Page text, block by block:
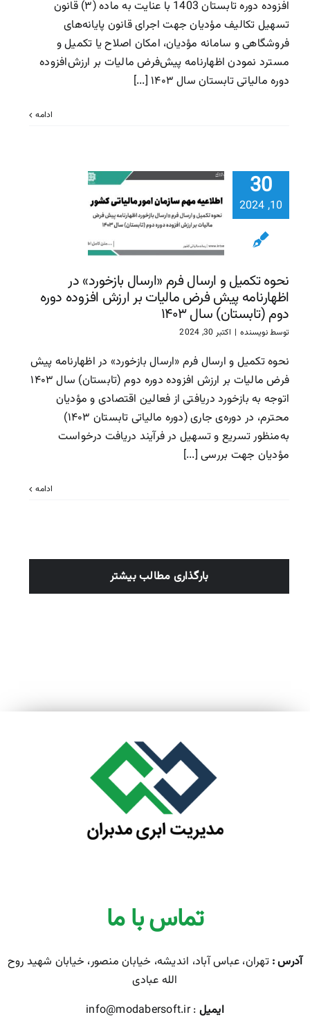
افزوده دوره تابستان 1403 با عنایت به ماده (۳) قانون
تسهیل تکالیف مؤدیان جهت اجرای قانون پایانه‌های
فروشگاهی و سامانه مؤدیان، امکان اصلاح یا تکمیل و
مسترد نمودن اظهارنامه پیش‌فرض مالیات بر ارزش‌افزوده
دوره مالیاتی تابستان سال ۱۴۰۳ [...]
ادامه
30
10, 2024
سازمان امور مالیاتی
نحوه تکمیل و ارسال فرم «ارسال بازخورد» در
اظهارنامه پیش فرض مالیات بر ارزش افزوده دوره
دوم (تابستان) سال ۱۴۰۳
توسطنویسنده | اکتبر 30, 2024
نحوه تکمیل و ارسال فرم «ارسال بازخورد» در اظهارنامه پیش
فرض مالیات بر ارزش افزوده دوره دوم (تابستان) سال ۱۴۰۳
اتوجه به بازخورد دریافتی از فعالین اقتصادی و مؤدیان
محترم، در دوره‌ی جاری (دوره مالیاتی تابستان ۱۴۰۳)
به‌منظور تسریع و تسهیل در فرآیند دریافت درخواست
مؤدیان جهت بررسی [...]
ادامه
بارگذاری مطالب بیشتر
تماس با ما
آدرس :تهران، عباس آباد، اندیشه، خیابان منصور، خیابان شهید روح
الله عبادی
ایمیل : info@modabersoft.ir